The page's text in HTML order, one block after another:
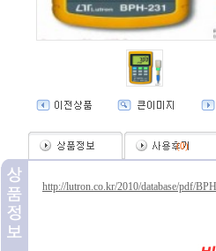
(0)
http://lutron.co.kr/2010/database/pdf/